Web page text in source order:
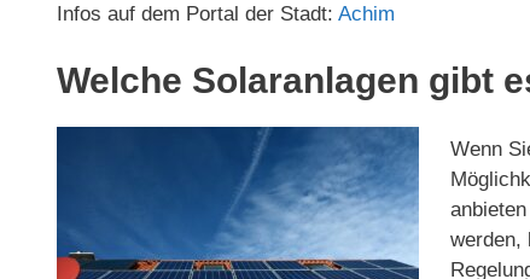
Infos auf dem Portal der Stadt: Achim
Welche Solaranlagen gibt
Wenn
werden,